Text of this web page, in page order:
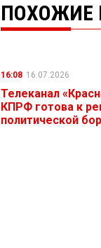
ПОХОЖИЕ
16:08 16.07.2026
Телеканал
КПРФ готова к
политической